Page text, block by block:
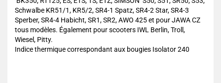
Schwalbe KR51/1, KR5/2, SR4-1 Spatz, SR4-2 Star, SR4-3
Sperber, SR4-4 Habicht, SR1, SR2, AWO 425 et pour JAWA CZ
tous modèles. Également pour scooters IWL Berlin, Troll,
Wiesel, Pitty.
Indice thermique correspondant aux bougies Isolator 240